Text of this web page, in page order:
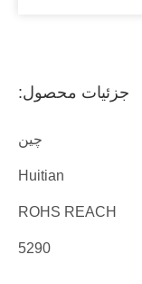
جزئیات محصول:
چین
Huitian
ROHS REACH
5290